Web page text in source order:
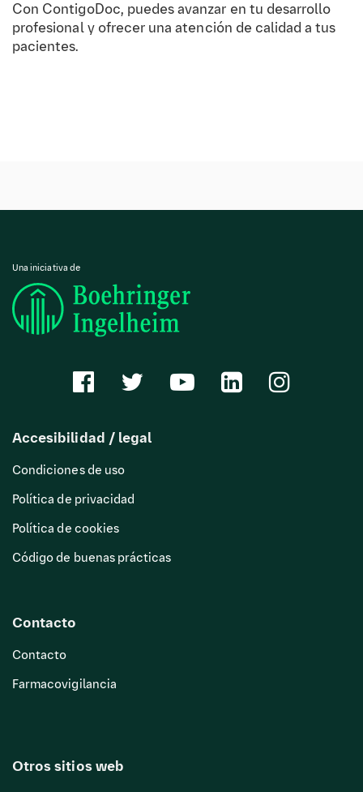
Con ContigoDoc, puedes avanzar en tu desarrollo
profesional y ofrecer una atención de calidad a tus
pacientes.
Una iniciativa de
Accesibilidad / legal
Condiciones de uso
Política de privacidad
Política de cookies
Código de buenas prácticas
Contacto
Contacto
Farmacovigilancia
Otros sitios web